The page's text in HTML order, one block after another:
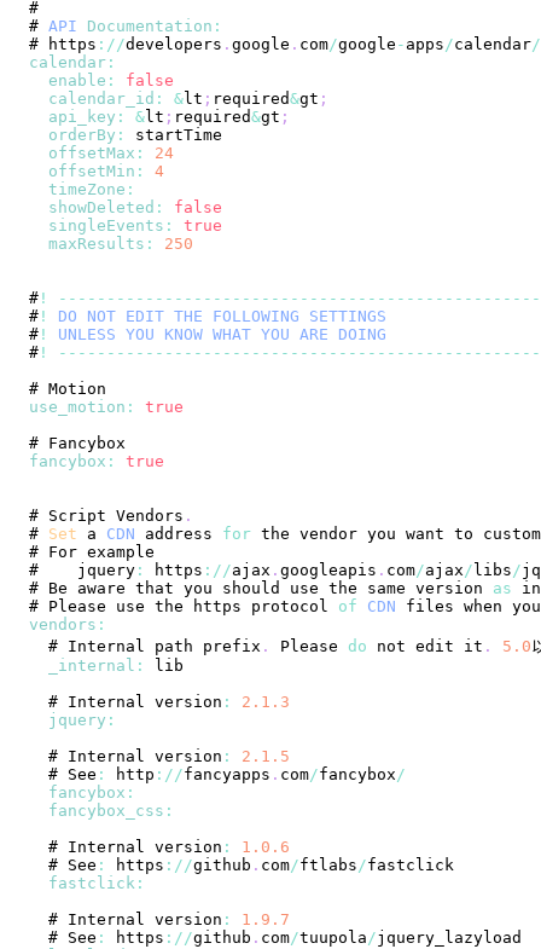
# API Documentation :
# https : / /developers . google . com/google - apps /calendar/
calendar :
enable :
false
calendar_id : &lt ; required&gt ;
api_key : &lt ; required&gt ;
orderBy :
offsetMax :
24
offsetMin :
4
timeZone :
showDeleted :
false
singleEvents :
true
maxResults : 250
# ! -- -- -- -- -- -- -- -- -- -- -- -- -- -- -- -- -- -- -- -- -- -- -- -- --
# ! DO NOT EDIT THE FOLLOWING
SETTINGS
# ! UNLESS YOU KNOW WHAT YOU ARE
DOING
# ! -- -- -- -- -- -- -- -- -- -- -- -- -- -- -- -- -- -- -- -- -- -- -- -- --
# Motion
use_motion :
true
# Fancybox
fancybox : true
# Script Vendors .
# Set a CDN address for the vendor you want to
# For
#    jquery : https : / /ajax . googleapis . com/ajax / libs /
# Be aware that you should use the same version as
# Please use the https protocol of CDN files when
vendors :
  #
Internal path prefix . Please do not edit it . 5.0
_internal :
  #
Internal version : 2.1 .3
jquery :
  #
Internal version : 2.1 .5
  #
See : http : / /fancyapps . com/fancybox /
fancybox :
fancybox_css :
  #
Internal version : 1.0 .6
  #
See : https : / /github . com/ftlabs /
fastclick :
  #
Internal version : 1.9 .7
  #
See : https : / /github . com/tuupola /